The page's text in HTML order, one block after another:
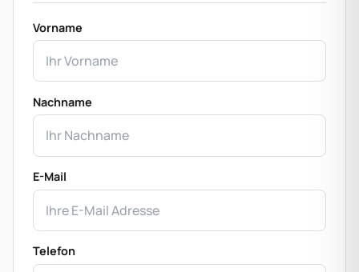
Vorname
Nachname
E-Mail
Telefon